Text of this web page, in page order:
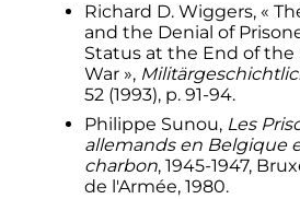
Richard D. Wiggers, «
and the Denial of
Status at the End of the
War »,
52 (1993), p. 91-94.
Philippe Sunou, Les
allemands en Belgique
charbon, 1945-1947,
de l'Armée, 1980.